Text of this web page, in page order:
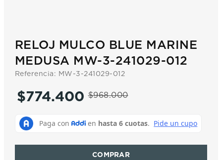
RELOJ MULCO BLUE MARINE
MEDUSA MW-3-241029-012
Referencia: MW-3-241029-012
$968.000
$774.400